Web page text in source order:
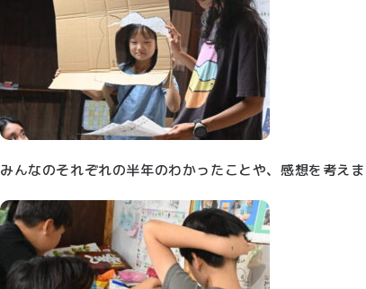
みんなのそれぞれの半年のわかったことや、感想を考えま